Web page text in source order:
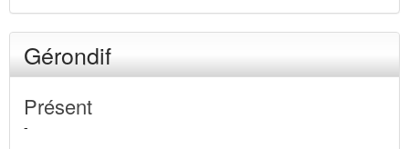
Gérondif
Présent
-